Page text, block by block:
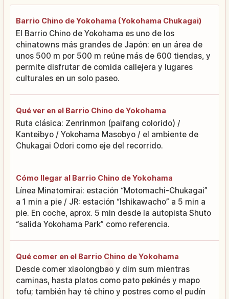
Barrio Chino de Yokohama (Yokohama Chukagai)
El Barrio Chino de Yokohama es uno de los
chinatowns más grandes de Japón: en un área de
unos 500 m por 500 m reúne más de 600 tiendas, y
permite disfrutar de comida callejera y lugares
culturales en un solo paseo.
Qué ver en el Barrio Chino de Yokohama
Ruta clásica: Zenrinmon (paifang colorido) /
Kanteibyo / Yokohama Masobyo / el ambiente de
Chukagai Odori como eje del recorrido.
Cómo llegar al Barrio Chino de Yokohama
Línea Minatomirai: estación “Motomachi-Chukagai”
a 1 min a pie / JR: estación “Ishikawacho” a 5 min a
pie. En coche, aprox. 5 min desde la autopista Shuto
“salida Yokohama Park” como referencia.
Qué comer en el Barrio Chino de Yokohama
Desde comer xiaolongbao y dim sum mientras
caminas, hasta platos como pato pekinés y mapo
tofu; también hay té chino y postres como el pudín